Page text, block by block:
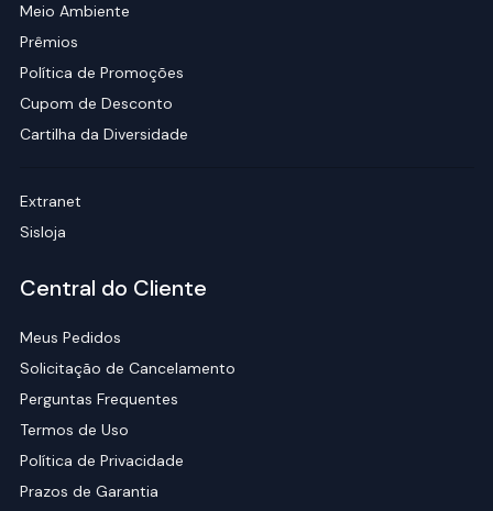
Meio Ambiente
Prêmios
Política de Promoções
Cupom de Desconto
Cartilha da Diversidade
Extranet
Sisloja
Central do Cliente
Meus Pedidos
Solicitação de Cancelamento
Perguntas Frequentes
Termos de Uso
Política de Privacidade
Prazos de Garantia